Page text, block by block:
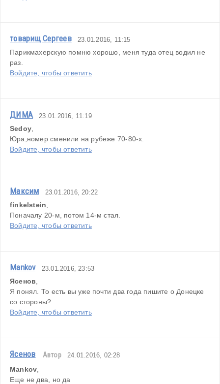
товарищ Сергеев 23.01.2016, 11:15
Парикмахерскую помню хорошо, меня туда отец водил не
раз.
Войдите, чтобы ответить
ДИМА 23.01.2016, 11:19
Sedoy
Юра,номер сменили на рубеже 70-80-х.
Войдите, чтобы ответить
Максим 23.01.2016, 20:22
finkelstein
Поначалу 20-м, потом 14-м стал.
Войдите, чтобы ответить
Mankov 23.01.2016, 23:53
Ясенов
Я понял. То есть вы уже почти два года пишите о Донецке
со стороны?
Войдите, чтобы ответить
Ясенов Автор 24.01.2016, 02:28
Mankov
Еще не два, но да